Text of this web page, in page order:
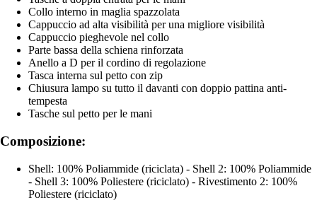
Collo interno in maglia spazzolata
Cappuccio ad alta visibilità per una migliore visibilità
Cappuccio pieghevole nel collo
Parte bassa della schiena rinforzata
Anello a D per il cordino di regolazione
Tasca interna sul petto con zip
Chiusura lampo su tutto il davanti con doppio pattina anti-
tempesta
Tasche sul petto per le mani
Composizione:
Shell: 100% Poliammide (riciclata) - Shell 2: 100% Poliammide
- Shell 3: 100% Poliestere (riciclato) - Rivestimento 2: 100%
Poliestere (riciclato)